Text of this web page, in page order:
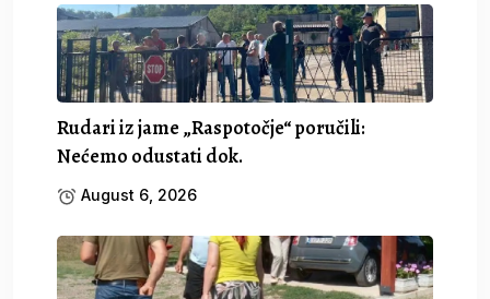
Rudari iz jame „Raspotočje“ poručili:
Nećemo odustati dok.
August 6, 2026